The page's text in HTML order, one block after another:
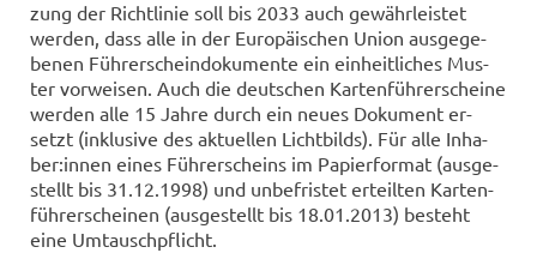
zung der Richt­li­nie soll bis 2033 auch ge­währ­leis­tet
wer­den, dass alle in der Eu­ro­päi­schen Union aus­ge­ge­
be­nen Füh­rer­schein­do­ku­men­te ein ein­heit­li­ches Mus­
ter vor­wei­sen. Auch die deut­schen Kar­ten­füh­rer­schei­ne
wer­den alle 15 Jahre durch ein neues Do­ku­ment er­
setzt (in­klu­si­ve des ak­tu­el­len Licht­bilds). Für alle In­ha­
ber:innen eines Füh­rer­scheins im Pa­pier­for­mat (aus­ge­
stellt bis 31.12.1998) und un­be­fris­tet er­teil­ten Kar­ten­
füh­rer­schei­nen (aus­ge­stellt bis 18.01.2013) be­steht
eine Um­tausch­pflicht.